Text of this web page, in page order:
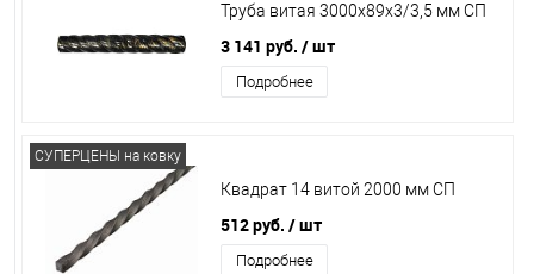
Труба витая 3000х89x3/3,5 мм СП
3 141 руб. / шт
Подробнее
СУПЕРЦЕНЫ на ковку
Квадрат 14 витой 2000 мм СП
512 руб. / шт
Подробнее